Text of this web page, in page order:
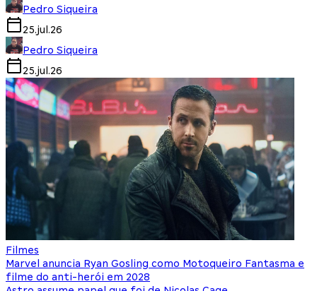
Pedro Siqueira
25.jul.26
Pedro Siqueira
25.jul.26
Filmes
Marvel anuncia Ryan Gosling como Motoqueiro Fantasma e
filme do anti-herói em 2028